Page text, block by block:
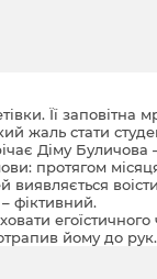
Її заповітна
жаль стати
Діму Буличова
протягом
фіктивний.
егоїстичного
йому до рук.